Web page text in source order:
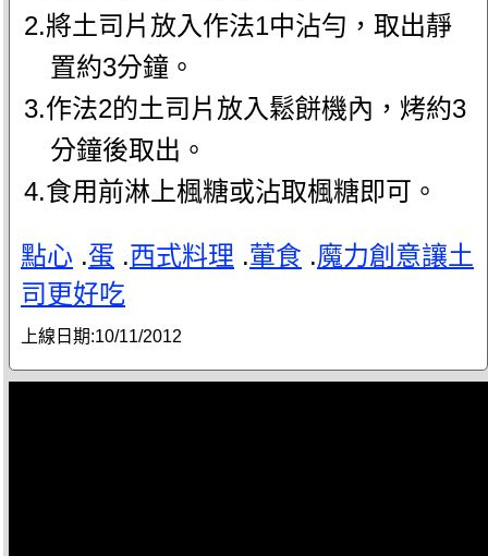
2.將土司片放入作法1中沾勻，取出靜
置約3分鐘。
3.作法2的土司片放入鬆餅機內，烤約3
分鐘後取出。
4.食用前淋上楓糖或沾取楓糖即可。
點心 .蛋 .西式料理 .葷食 .魔力創意讓土
司更好吃
上線日期:10/11/2012